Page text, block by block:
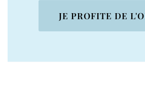
JE PROFITE DE